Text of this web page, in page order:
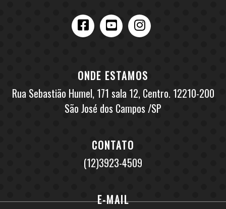
ONDE ESTAMOS
Rua Sebastião Humel, 171 sala 12, Centro. 12210-200
São José dos Campos /SP
CONTATO
(12)3923-4509
E-MAIL